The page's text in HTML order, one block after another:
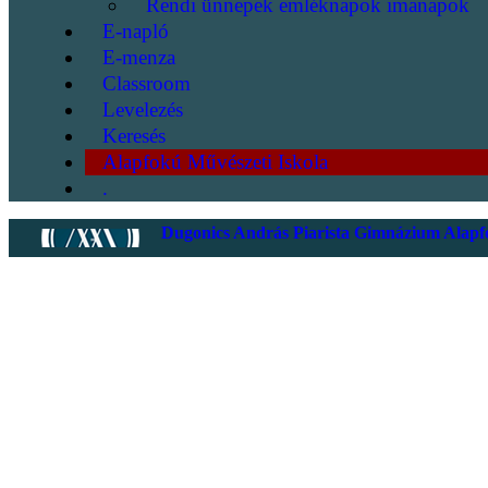
Rendi ünnepek emléknapok imanapok
E-napló
E-menza
Classroom
Levelezés
Keresés
Alapfokú Művészeti Iskola
.
Dugonics András Piarista Gimnázium